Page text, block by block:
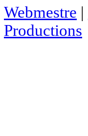
Webmestre |
Productions